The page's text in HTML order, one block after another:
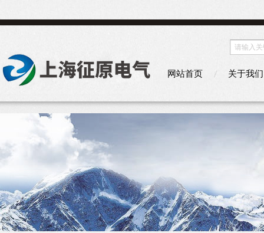
网站首页 关于我们